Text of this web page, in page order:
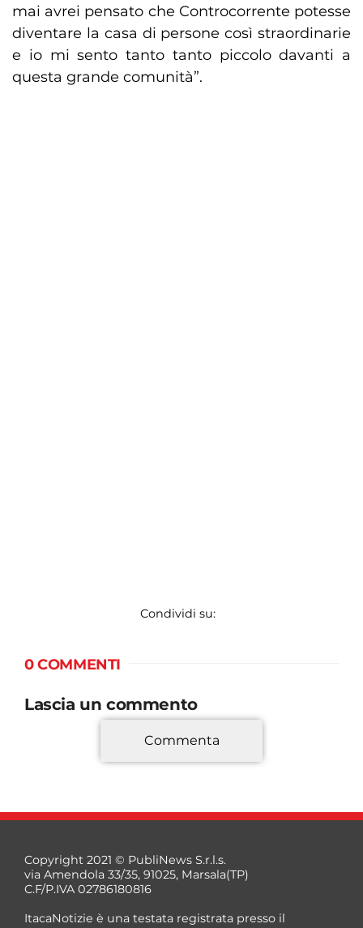
mai avrei pensato che Controcorrente potesse
diventare la casa di persone così straordinarie
e io mi sento tanto tanto piccolo davanti a
questa grande comunità”.
Condividi su:
0 COMMENTI
Lascia un commento
*
Commenta
Copyright 2021 © PubliNews S.r.l.s.
via Amendola 33/35, 91025, Marsala(TP)
C.F/P.IVA 02786180816
ItacaNotizie è una testata registrata presso il